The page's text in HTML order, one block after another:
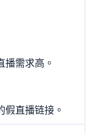
播需求高。
直播链接。